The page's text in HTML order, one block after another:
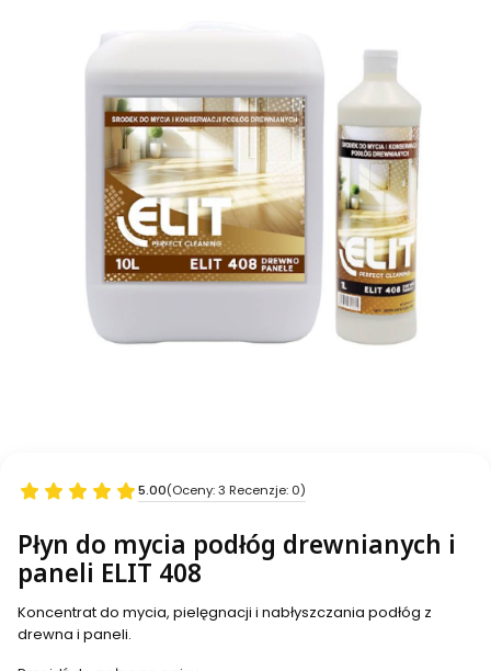
5.00(Oceny: 3 Recenzje: 0)
Płyn do mycia podłóg drewnianych i
paneli ELIT 408
Koncentrat do mycia, pielęgnacji i nabłyszczania podłóg z
drewna i paneli.